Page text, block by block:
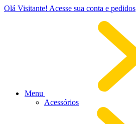
Olá Visitante! Acesse sua conta e pedidos
Menu
Acessórios